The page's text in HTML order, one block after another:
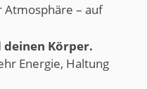
– auf
Körper.
Energie, Haltung